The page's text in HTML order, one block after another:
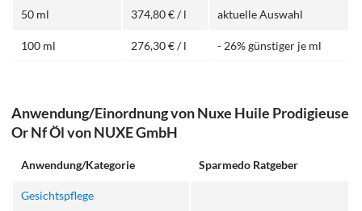
50 ml 374,80 € / l aktuelle Auswahl
100 ml 276,30 € / l - 26% günstiger je ml
Anwendung/Einordnung von Nuxe Huile Prodigieuse
Or Nf Öl von NUXE GmbH
Anwendung/Kategorie Sparmedo Ratgeber
Gesichtspflege